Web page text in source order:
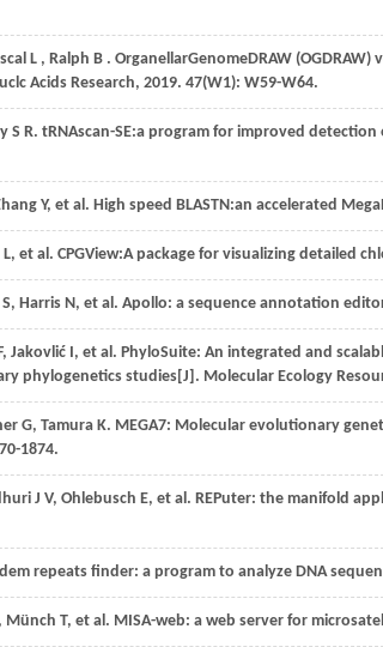
L , Ralph B . OrganellarGenomeDRAW
Acids Research, 2019. 47(W1): W59-W64.
S R. tRNAscan-SE:a program for improved
Y, et al. High speed BLASTN:an accelerated
L, et al. CPGView:A package for visualizing detailed
S, Harris N, et al. Apollo: a sequence annotation
, Jakovlić I, et al. PhyloSuite: An integrated and
phylogenetics studies[J]. Molecular Ecology
G, Tamura K. MEGA7: Molecular evolutionary
1874.
J V, Ohlebusch E, et al. REPuter: the manifold
repeats finder: a program to analyze DNA
Münch T, et al. MISA-web: a web server for